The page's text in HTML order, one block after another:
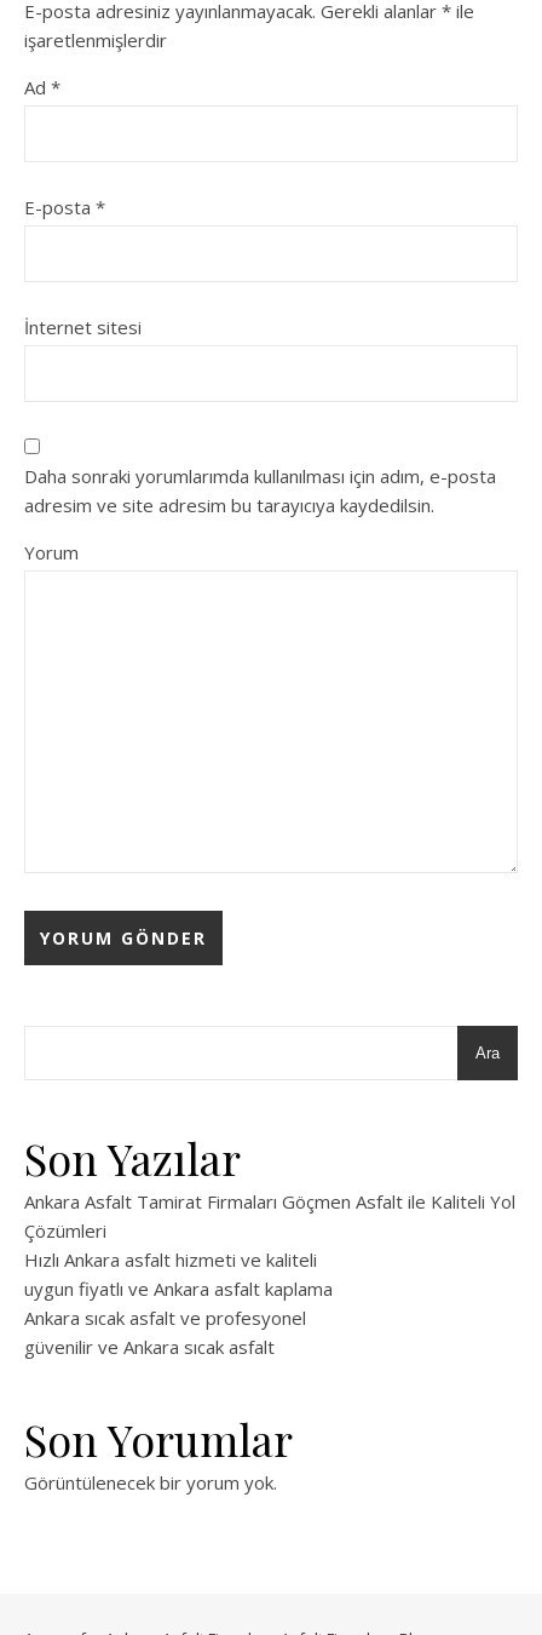
E-posta adresiniz yayınlanmayacak. Gerekli alanlar * ile
işaretlenmişlerdir
Ad *
E-posta *
İnternet sitesi
Daha sonraki yorumlarımda kullanılması için adım, e-posta
adresim ve site adresim bu tarayıcıya kaydedilsin.
Yorum
Ara
Son Yazılar
Ankara Asfalt Tamirat Firmaları Göçmen Asfalt ile Kaliteli Yol
Çözümleri
Hızlı Ankara asfalt hizmeti ve kaliteli
uygun fiyatlı ve Ankara asfalt kaplama
Ankara sıcak asfalt ve profesyonel
güvenilir ve Ankara sıcak asfalt
Son Yorumlar
Görüntülenecek bir yorum yok.